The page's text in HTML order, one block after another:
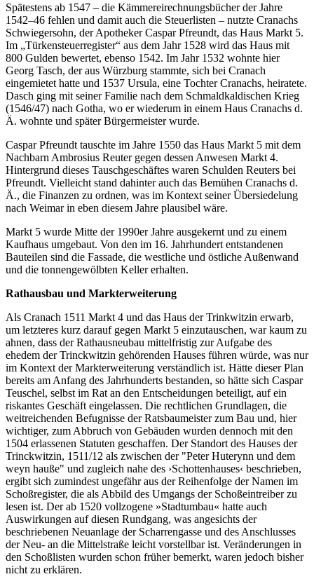
Spätestens ab 1547 – die Kämmereirechnungsbücher der Jahre
1542–46 fehlen und damit auch die Steuerlisten – nutzte Cranachs
Schwiegersohn, der Apotheker Caspar Pfreundt, das Haus Markt 5.
Im „Türkensteuerregister“ aus dem Jahr 1528 wird das Haus mit
800 Gulden bewertet, ebenso 1542. Im Jahr 1532 wohnte hier
Georg Tasch, der aus Würzburg stammte, sich bei Cranach
eingemietet hatte und 1537 Ursula, eine Tochter Cranachs, heiratete.
Dasch ging mit seiner Familie nach dem Schmaldkaldischen Krieg
(1546/47) nach Gotha, wo er wiederum in einem Haus Cranachs d.
Ä. wohnte und später Bürgermeister wurde.
Caspar Pfreundt tauschte im Jahre 1550 das Haus Markt 5 mit dem
Nachbarn Ambrosius Reuter gegen dessen Anwesen Markt 4.
Hintergrund dieses Tauschgeschäftes waren Schulden Reuters bei
Pfreundt. Vielleicht stand dahinter auch das Bemühen Cranachs d.
Ä., die Finanzen zu ordnen, was im Kontext seiner Übersiedelung
nach Weimar in eben diesem Jahre plausibel wäre.
Markt 5 wurde Mitte der 1990er Jahre ausgekernt und zu einem
Kaufhaus umgebaut. Von den im 16. Jahrhundert entstandenen
Bauteilen sind die Fassade, die westliche und östliche Außenwand
und die tonnengewölbten Keller erhalten.
Rathausbau und Markterweiterung
Als Cranach 1511 Markt 4 und das Haus der Trinkwitzin erwarb,
um letzteres kurz darauf gegen Markt 5 einzutauschen, war kaum zu
ahnen, dass der Rathausneubau mittelfristig zur Aufgabe des
ehedem der Trinckwitzin gehörenden Hauses führen würde, was nur
im Kontext der Markterweiterung verständlich ist. Hätte dieser Plan
bereits am Anfang des Jahrhunderts bestanden, so hätte sich Caspar
Teuschel, selbst im Rat an den Entscheidungen beteiligt, auf ein
riskantes Geschäft eingelassen. Die rechtlichen Grundlagen, die
weitreichenden Befugnisse der Ratsbaumeister zum Bau und, hier
wichtiger, zum Abbruch von Gebäuden wurden dennoch mit den
1504 erlassenen Statuten geschaffen. Der Standort des Hauses der
Trinckwitzin, 1511/12 als zwischen der "Peter Huterynn und dem
weyn hauße" und zugleich nahe des ›Schottenhauses‹ beschrieben,
ergibt sich zumindest ungefähr aus der Reihenfolge der Namen im
Schoßregister, die als Abbild des Umgangs der Schoßeintreiber zu
lesen ist. Der ab 1520 vollzogene »Stadtumbau« hatte auch
Auswirkungen auf diesen Rundgang, was angesichts der
beschriebenen Neuanlage der Scharrengasse und des Anschlusses
der Neu- an die Mittelstraße leicht vorstellbar ist. Veränderungen in
den Schoßlisten wurden schon früher bemerkt, waren jedoch bisher
nicht zu erklären.